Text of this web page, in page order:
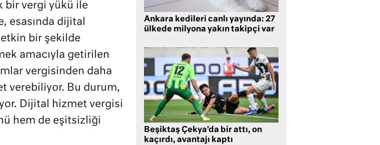
bir vergi yükü ile
esasında dijital
bir şekilde
amacıyla getirilen
vergisinden daha
verebiliyor. Bu durum,
Dijital hizmet vergisi
hem de eşitsizliği
Ankara kedileri canlı yayında: 27
ülkede milyona yakın takipçi var
Beşiktaş Çekya’da bir attı, on
kaçırdı, avantajı kaptı